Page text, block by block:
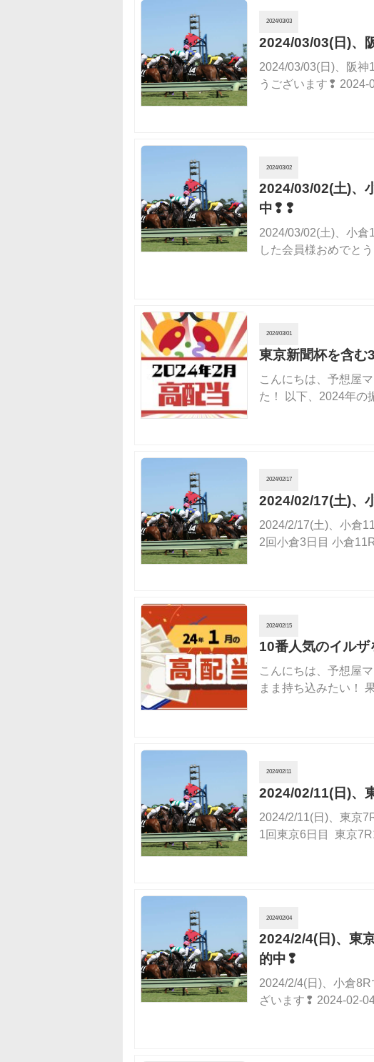
2024/03/03
2024/03/03(日)、
2024/03/03(日)、阪
うございます❢ 2024-
2024/03/02
2024/03/02(土)、
中❢❢
2024/03/02(土)、小
した会員様おめでと
2024/03/01
東京新聞杯を含む
こんにちは、予想屋
た！ 以下、2024年
2024/02/17
2024/02/17(土)、
2024/2/17(土)、小倉
2回小倉3日目 小倉
2024/02/15
10番人気のイルザ
こんにちは、予想屋
まま持ち込みたい！
2024/02/11
2024/02/11(日)、
2024/2/11(日)、東京
1回東京6日目 東京
2024/02/04
2024/2/4(日)、東
的中❢
2024/2/4(日)、小倉
ざいます❢ 2024-02-